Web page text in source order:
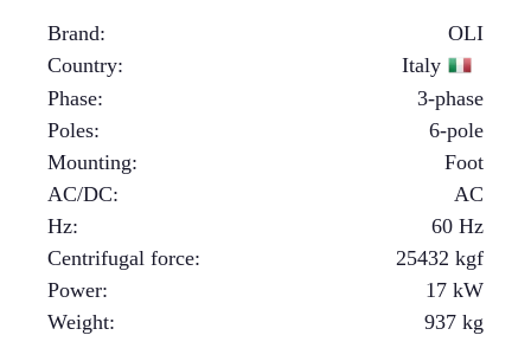
Brand:
OLI
Country:
Italy
Phase:
3-phase
Poles:
6-pole
Mounting:
Foot
AC/DC:
AC
Hz:
60 Hz
Centrifugal force: 25432 kgf
Power: 17 kW
Weight: 937 kg